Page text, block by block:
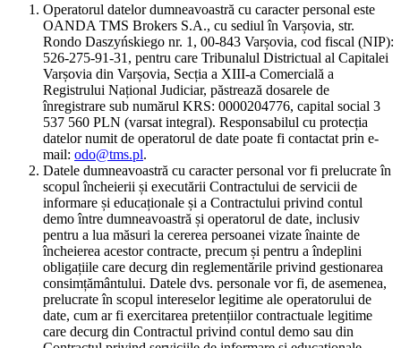
Operatorul datelor dumneavoastră cu caracter personal este
OANDA TMS Brokers S.A., cu sediul în Varșovia, str.
Rondo Daszyńskiego nr. 1, 00-843 Varșovia, cod fiscal (NIP):
526-275-91-31, pentru care Tribunalul Districtual al Capitalei
Varșovia din Varșovia, Secția a XIII-a Comercială a
Registrului Național Judiciar, păstrează dosarele de
înregistrare sub numărul KRS: 0000204776, capital social 3
537 560 PLN (varsat integral). Responsabilul cu protecția
datelor numit de operatorul de date poate fi contactat prin e-
mail: odo@tms.pl.
Datele dumneavoastră cu caracter personal vor fi prelucrate în
scopul încheierii și executării Contractului de servicii de
informare și educaționale și a Contractului privind contul
demo între dumneavoastră și operatorul de date, inclusiv
pentru a lua măsuri la cererea persoanei vizate înainte de
încheierea acestor contracte, precum și pentru a îndeplini
obligațiile care decurg din reglementările privind gestionarea
consimțământului. Datele dvs. personale vor fi, de asemenea,
prelucrate în scopul intereselor legitime ale operatorului de
date, cum ar fi exercitarea pretențiilor contractuale legitime
care decurg din Contractul privind contul demo sau din